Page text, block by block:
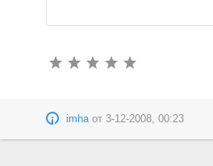
imhaот 3-12-2008, 00:23